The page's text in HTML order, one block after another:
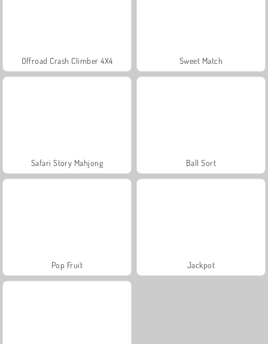
Offroad Crash Climber 4X4 Sweet Match
Safari Story Mahjong Ball Sort
Pop Fruit Jackpot